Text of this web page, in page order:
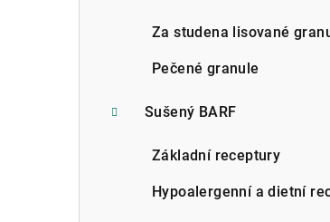
Za studena lisované
Pečené granule
Sušený BARF
Základní receptury
Hypoalergenní a dietní